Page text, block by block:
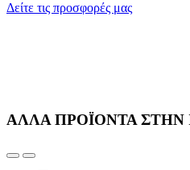
Δείτε τις προσφορές μας
ΑΛΛΑ ΠΡΟΪΟΝΤΑ ΣΤΗΝ